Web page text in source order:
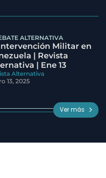
ALTERNATIVA
Militar en
| Revista
| Ene 13
Alternativa
13, 2025
Ver más